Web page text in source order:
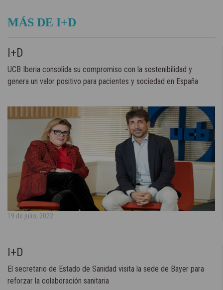
MÁS DE I+D
I+D
UCB Iberia consolida su compromiso con la sostenibilidad y
genera un valor positivo para pacientes y sociedad en España
19 de julio, 2022
I+D
El secretario de Estado de Sanidad visita la sede de Bayer para
reforzar la colaboración sanitaria